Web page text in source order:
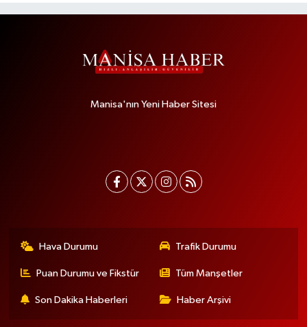
Manisa'nın Yeni Haber Sitesi
Hava Durumu Trafik Durumu
Puan Durumu ve Fikstür Tüm Manşetler
Son Dakika Haberleri Haber Arşivi